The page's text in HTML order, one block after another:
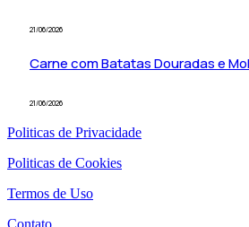
21/06/2026
Carne com Batatas Douradas e
21/06/2026
Politicas de Privacidade
Politicas de Cookies
Termos de Uso